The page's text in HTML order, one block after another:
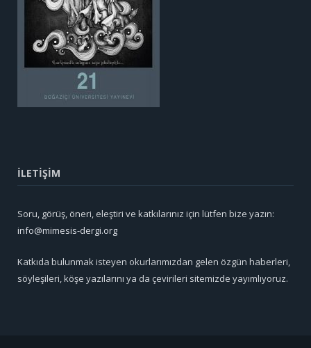
İLETİŞİM
Soru, görüş, öneri, eleştiri ve katkılarınız için lütfen bize yazın:
info@mimesis-dergi.org
Katkıda bulunmak isteyen okurlarımızdan gelen özgün haberleri,
söyleşileri, köşe yazılarını ya da çevirileri sitemizde yayımlıyoruz.